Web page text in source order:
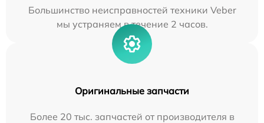
Большинство неисправностей техники Veber
мы устраняем в течение 2 часов.
Оригинальные запчасти
Более 20 тыс. запчастей от производителя в